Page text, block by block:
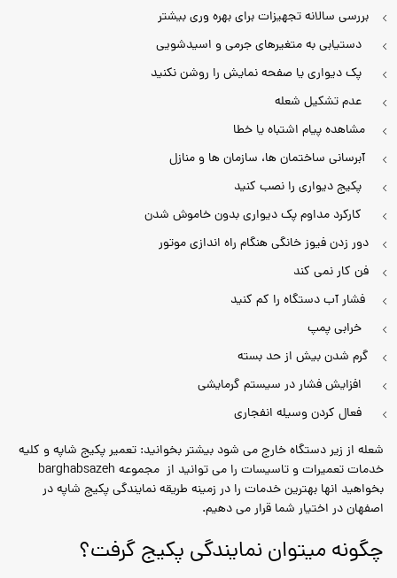
بررسی سالانه تجهیزات برای بهره وری بیشتر
دستیابی به متغیرهای جرمی و اسیدشویی
پک دیواری یا صفحه نمایش را روشن نکنید
عدم تشکیل شعله
مشاهده پیام اشتباه یا خطا
آبرسانی ساختمان ها، سازمان ها و منازل
پکیج دیواری را نصب کنید
کارکرد مداوم پک دیواری بدون خاموش شدن
دور زدن فیوز خانگی هنگام راه اندازی موتور
فن کار نمی کند
فشار آب دستگاه را کم کنید
خرابی پمپ
گرم شدن بیش از حد بسته
افزایش فشار در سیستم گرمایشی
فعال کردن وسیله انفجاری
شعله از زیر دستگاه خارج می شود بیشتر بخوانید: تعمیر پکیج شاپه و کلیه
خدمات تعمیرات و تاسیسات را می توانید از مجموعه barghabsazeh
بخواهید انها بهترین خدمات را در زمینه طریقه نمایندگی پکیج شاپه در
اصفهان در اختیار شما قرار می دهیم.
چگونه میتوان نمایندگی پکیج گرفت؟